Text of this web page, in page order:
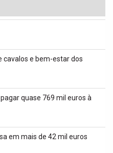
cavalos e bem-estar dos
quase 769 mil euros à
em mais de 42 mil euros